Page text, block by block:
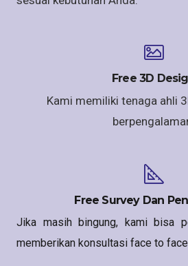
Free 3D
Kami memiliki tenaga ahli
Free Survey Dan
Jika masih bingung, kami bisa
memberikan konsultasi face to